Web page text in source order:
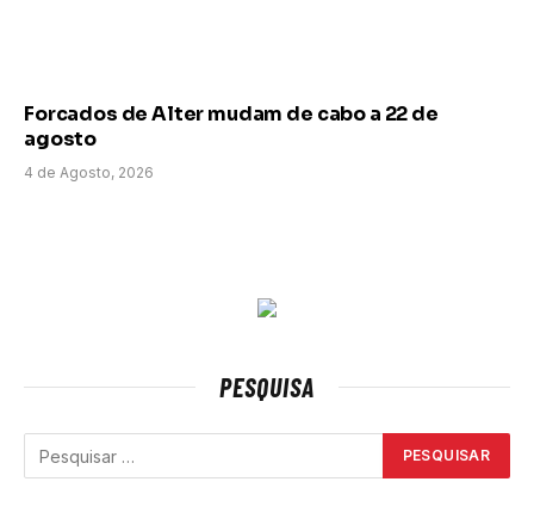
Forcados de Alter mudam de cabo a 22 de
agosto
4 de Agosto, 2026
PESQUISA